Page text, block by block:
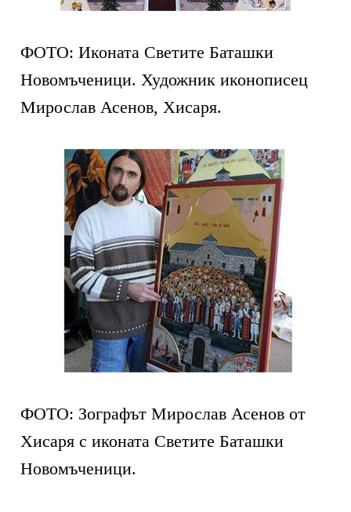
ФОТО: Иконата Светите Баташки
Новомъченици. Художник иконописец
Мирослав Асенов, Хисаря.
ФОТО: Зографът Мирослав Асенов от
Хисаря с иконата Светите Баташки
Новомъченици.